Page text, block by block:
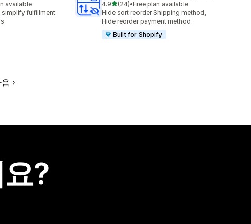
available
simplify fulfillment
4.9별 5개 중
(24)
총 리뷰 24개
•Free plan available
Hide sort reorder Shipping method,
Hide reorder payment method
Built for Shopify
?